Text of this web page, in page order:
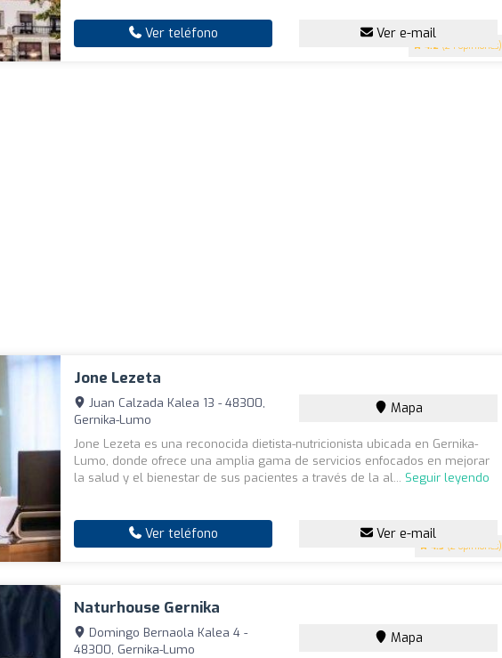
4.2 (24 opiniones)
Ver teléfono Ver e-mail
Jone Lezeta
4.5 (2 opiniones)
Juan Calzada Kalea 13 - 48300,
Gernika-Lumo
Mapa
Jone Lezeta es una reconocida dietista-nutricionista ubicada en Gernika-
Lumo, donde ofrece una amplia gama de servicios enfocados en mejorar
la salud y el bienestar de sus pacientes a través de la al... Seguir leyendo
Ver teléfono Ver e-mail
Naturhouse Gernika
Domingo Bernaola Kalea 4 -
48300, Gernika-Lumo
Mapa